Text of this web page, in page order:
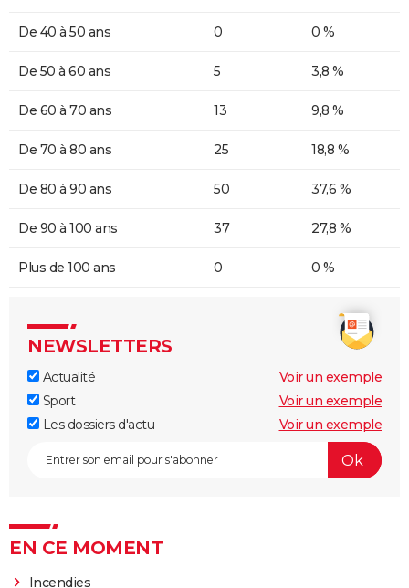
De 40 à 50 ans 0 0 %
De 50 à 60 ans 5 3,8 %
De 60 à 70 ans 13 9,8 %
De 70 à 80 ans 25 18,8 %
De 80 à 90 ans 50 37,6 %
De 90 à 100 ans 37 27,8 %
Plus de 100 ans 0 0 %
NEWSLETTERS
Actualité
Voir un exemple
Sport
Voir un exemple
Les dossiers d'actu
Voir un exemple
EN CE MOMENT
Incendies